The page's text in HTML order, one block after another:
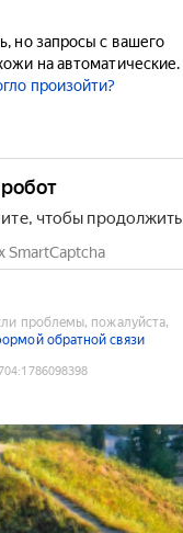
но запросы с вашего
на автоматические.
произойти?
робот
чтобы продолжить
SmartCaptcha
проблемы, пожалуйста,
обратной связи
:1786098398